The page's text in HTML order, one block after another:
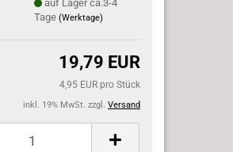
auf Lager ca.3-4
Tage(Werktage)
19,79 EUR
4,95 EUR pro Stück
inkl. 19% MwSt. zzgl. Versand